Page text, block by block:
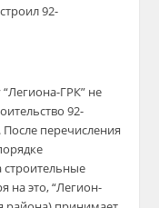
92-
ГРК” не
92-
перечисления
строительные
на это, “Легион-